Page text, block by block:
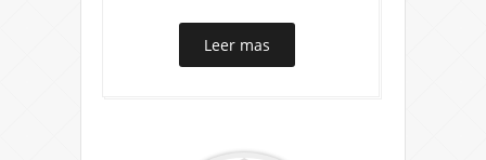
Leer mas